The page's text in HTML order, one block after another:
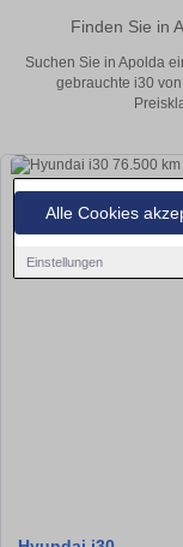
Alle Cookies
Einstellungen
Finden Sie in
Suchen Sie in Apolda
gebrauchte i30